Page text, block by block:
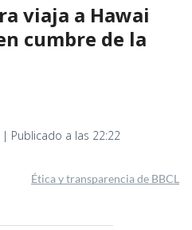
viaja a Hawai
cumbre de la
Publicado a las 22:22
Ética y transparencia de BBCL